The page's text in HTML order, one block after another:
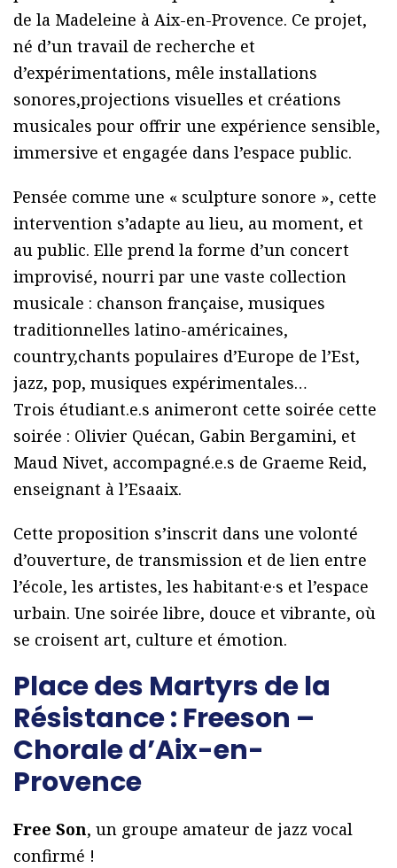
de la Madeleine à Aix-en-Provence. Ce projet,
né d’un travail de recherche et
d’expérimentations, mêle installations
sonores,projections visuelles et créations
musicales pour offrir une expérience sensible,
immersive et engagée dans l’espace public.
Pensée comme une « sculpture sonore », cette
intervention s’adapte au lieu, au moment, et
au public. Elle prend la forme d’un concert
improvisé, nourri par une vaste collection
musicale : chanson française, musiques
traditionnelles latino-américaines,
country,chants populaires d’Europe de l’Est,
jazz, pop, musiques expérimentales…
Trois étudiant.e.s animeront cette soirée cette
soirée : Olivier Quécan, Gabin Bergamini, et
Maud Nivet, accompagné.e.s de Graeme Reid,
enseignant à l’Esaaix.
Cette proposition s’inscrit dans une volonté
d’ouverture, de transmission et de lien entre
l’école, les artistes, les habitant·e·s et l’espace
urbain. Une soirée libre, douce et vibrante, où
se croisent art, culture et émotion.
Place des Martyrs de la
Résistance : Freeson –
Chorale d’Aix-en-
Provence
Free Son, un groupe amateur de jazz vocal
confirmé !